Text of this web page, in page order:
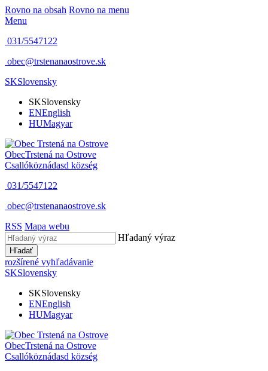
Rovno na obsah Rovno na menu
Menu
031/5547122
obec@trstenanaostrove.sk
SKSlovensky
SKSlovensky
ENEnglish
HUMagyar
ObecTrstená na Ostrove
Csallóköznádasd község
031/5547122
obec@trstenanaostrove.sk
RSS Mapa webu
Hľadaný výraz
Hľadať
rozšírené vyhľadávanie
SKSlovensky
SKSlovensky
ENEnglish
HUMagyar
ObecTrstená na Ostrove
Csallóköznádasd község